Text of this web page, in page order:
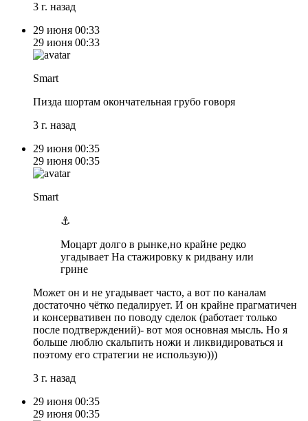
3 г. назад
29 июня 00:33
29 июня 00:33
Smart
Пизда шортам окончательная грубо говоря
3 г. назад
29 июня 00:35
29 июня 00:35
Smart
⚓️
Моцарт долго в рынке,но крайне редко
угадывает На стажировку к ридвану или
грине
Может он и не угадывает часто, а вот по каналам
достаточно чётко педалирует. И он крайне прагматичен
и консервативен по поводу сделок (работает только
после подтверждений)- вот моя основная мысль. Но я
больше люблю скальпить ножи и ликвидироваться и
поэтому его стратегии не использую)))
3 г. назад
29 июня 00:35
29 июня 00:35